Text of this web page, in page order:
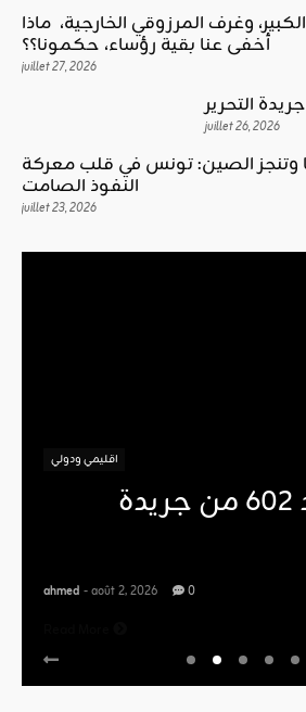
وغرف المرزوقي الخارجية، ماذا
أخفى عنا بقية رؤساء، حكمونا؟؟
juillet 27, 2026
juillet 26, 2026
وتنجز الصين: تونس في قلب معركة
النفوذ الصامت
juillet 23, 2026
اقليمي ودولي
صدور العدد 602 من جريدة
ahmed - août 2, 2026 0